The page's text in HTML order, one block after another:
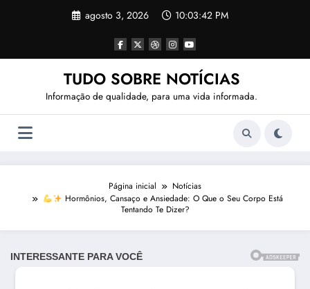
agosto 3, 2026 10:03:44 PM
TUDO SOBRE NOTÍCIAS
Informação de qualidade, para uma vida informada.
Página inicial
Notícias
Hormônios, Cansaço e Ansiedade: O Que o Seu Corpo Está
Tentando Te Dizer?